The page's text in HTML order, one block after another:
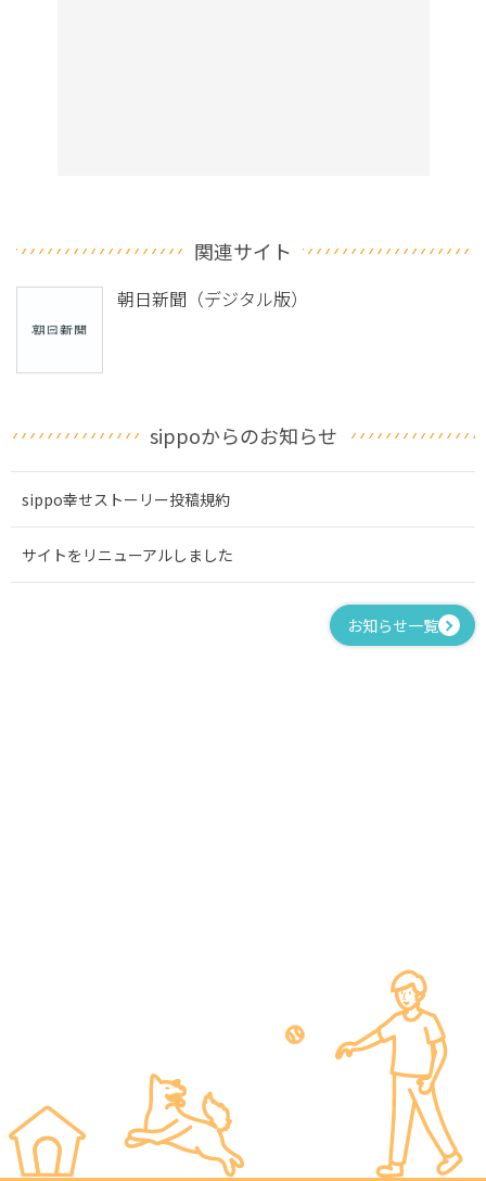
関連サイト
朝日新聞（デジタル版）
sippoからのお知らせ
sippo幸せストーリー投稿規約
サイトをリニューアルしました
お知らせ一覧